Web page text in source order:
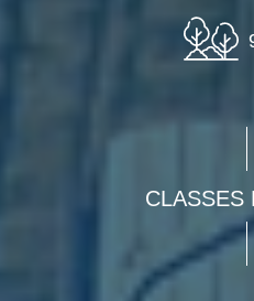
CLASSES